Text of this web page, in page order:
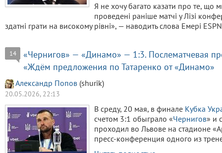
Я не хочу багато казати про те, що
проведені раніше матчі у Лізі
здатні грати на високому рівні», — наводить слова Емері
14
«Чернигов» — «Динамо» — 1:3. Послематчевая
«Ждём предложения по Татаренко от «Динамо»
Александр Попов (shurik)
20.05.2026, 22:13
В среду, 20 мая, в финале Кубка
счетом 3:1 обыграло «Чернигов» и
проходил во Львове на стадионе
пресс-конференция одного из